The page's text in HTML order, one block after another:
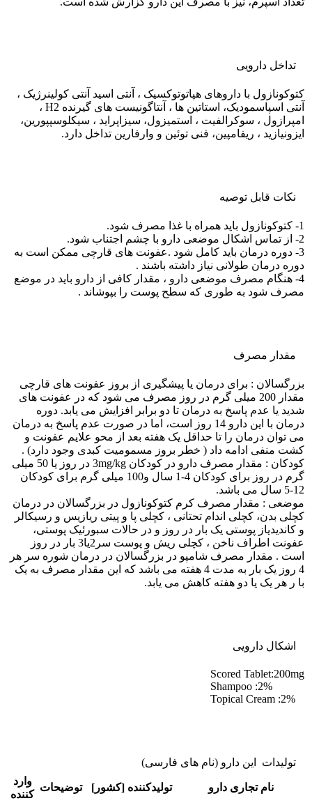
تداخل دارویی
کتوکونازول با داروهای هپاتوتوکسیک ، آنتی اسید آنتی کولینرژیک ،
آنتی اسپاسمودیک، استاتین ها ، آنتاگونیست های گیرنده H2 ،
امپرازول ، سوکرالفیت ، استمیزول، سیزاپراید ، سیکلوسپپورین،
ایزونیازید ، ریفامپین، فنی توئین و وارفارین تداخل دارد.
نکات قابل توصيه
1- کتوکونازول باید همراه با غذا مصرف شود.
2- از تماس اشکال موضعی دارو با چشم اجتناب شود.
3- دوره درمان باید کامل شود .عفونت های قارچی ممکن است به
دوره درمان طولانی نیاز داشته باشند .
4- هنگام مصرف موضعی دارو ، مقدار کافی از دارو باید در موضع
مصرف شود به طوری که سطح پوست را بپوشاند .
مقدار مصرف
بزرگسالان : برای درمان یا پیشگیری از بروز عفونت های قارچی
مقدار 200 میلی گرم در روز مصرف می شود که در عفونت های
شدید یا عدم پاسخ به درمان تا دو برابر افزایش می یابد. دوره
درمان با این دارو 14 روز است، اما در صورت عدم پاسخ به درمان
می توان درمان را تا حداقل یک هفته بعد از محو علایم عفونت و
کشت منفی ادامه داد ( خطر بروز مسمومیت کبدی وجود دارد) .
کودکان : مقدار مصرف دارو در کودکان 3mg/kg در روز یا 50 میلی
گرم در روز برای کودکان 4-1 سال و100 میلی گرم برای کودکان
12-5 سال می باشد.
موضعی : مقدار مصرف کرم کتوکونازول در بزرگسالان در درمان
کچلی بدن، کچلی اندام تحتانی ، کچلی پا و پیتی ریازیس و رسیکالر
و کاندیدیاز پوستی یک بار در روز و در حالات سبورئیک پوستی،
عفونت اطراف ناخن ، کچلی ریش و پوست سر2یا3 بار در روز
است . مقدار مصرف شامپو در بزرگسالان در درمان شوره سر هر
4 روز یک بار به مدت 4 هفته می باشد که این مقدار مصرف به یک
با ر هر یک یا دو هفته کاهش می یابد.
اشکال دارویی
Scored Tablet:200mg
Shampoo :2%
Topical Cream :2%
تولیدات این دارو (نام های فارسی)
نام تجاری دارو تولیدکننده [کشور] توضیحات
وارد
کننده